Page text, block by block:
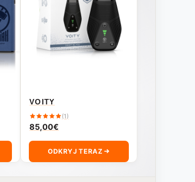
VOITY
(1)
85,00€
ODKRYJ TERAZ